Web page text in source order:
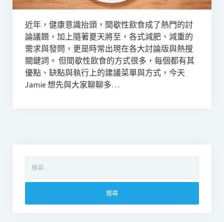
近年，健康意識抬頭，間歇性飲食成了熱門的討
論議題，加上隨著夏天將至，各式減肥、減重的
需求與發問，更是時常出現在各大討論版與熱搜
關鍵詞。 但間歇性飲食的方式很多，每個都有其
優點、缺點與執行上的建議菜單與方式，今天
Jamie 想先與大家聊聊多…
關
字: